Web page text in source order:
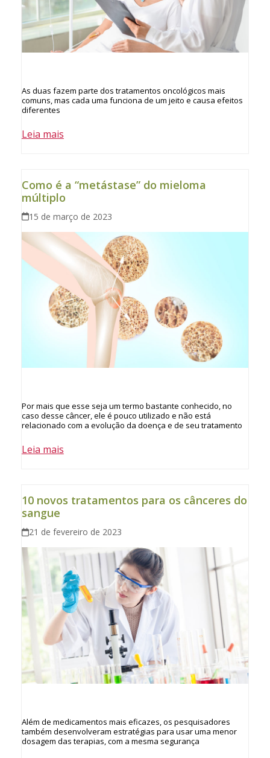
As duas fazem parte dos tratamentos oncológicos mais
comuns, mas cada uma funciona de um jeito e causa efeitos
diferentes
Leia mais
Como é a “metástase” do mieloma
múltiplo
15 de março de 2023
Por mais que esse seja um termo bastante conhecido, no
caso desse câncer, ele é pouco utilizado e não está
relacionado com a evolução da doença e de seu tratamento
Leia mais
10 novos tratamentos para os cânceres do
sangue
21 de fevereiro de 2023
Além de medicamentos mais eficazes, os pesquisadores
também desenvolveram estratégias para usar uma menor
dosagem das terapias, com a mesma segurança